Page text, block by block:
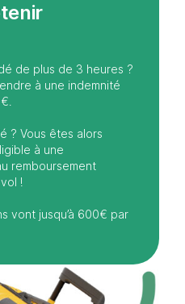
de plus de 3 heures ?
à une indemnité
? Vous êtes alors
à une
remboursement
!
vont jusqu’à 600€ par